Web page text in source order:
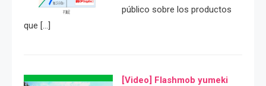
público sobre los productos
que […]
[Video] Flashmob yumeki